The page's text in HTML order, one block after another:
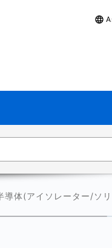
体(アイソレーター/ソ